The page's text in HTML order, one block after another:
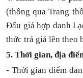
(thông qua Trang
Đấu giá hợp danh
thức trả giá lên theo
5. Thời gian, địa
- Thời gian điểm